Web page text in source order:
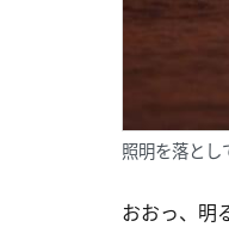
照明を落と
おおっ、明